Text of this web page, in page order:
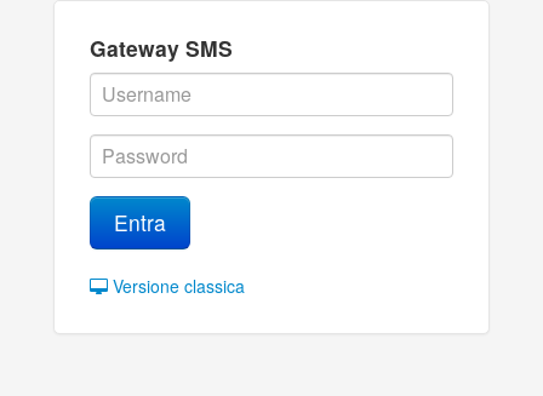
Gateway SMS
Entra
Versione classica